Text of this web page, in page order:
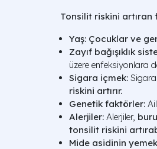
Tonsilit riskini artıran
Yaş: Çocuklar ve
Zayıf bağışıklık
üzere enfeksiyonlara
Sigara içmek:
riskini artırır.
Genetik faktörler:
Alerjiler: Alerjiler,
tonsilit riskini
Mide asidinin